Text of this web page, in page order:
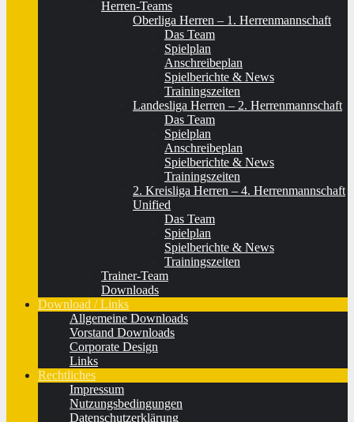
Herren-Teams
Oberliga Herren – 1. Herrenmannschaft
Das Team
Spielplan
Anschreibeplan
Spielberichte & News
Trainingszeiten
Landesliga Herren – 2. Herrenmannschaft
Das Team
Spielplan
Anschreibeplan
Spielberichte & News
Trainingszeiten
2. Kreisliga Herren – 4. Herrenmannschaft
Unified
Das Team
Spielplan
Spielberichte & News
Trainingszeiten
Trainer-Team
Downloads
Download / Links
Allgemeine Downloads
Vorstand Downloads
Corporate Design
Links
Rechtliches
Impressum
Nutzungsbedingungen
Datenschutzerklärung